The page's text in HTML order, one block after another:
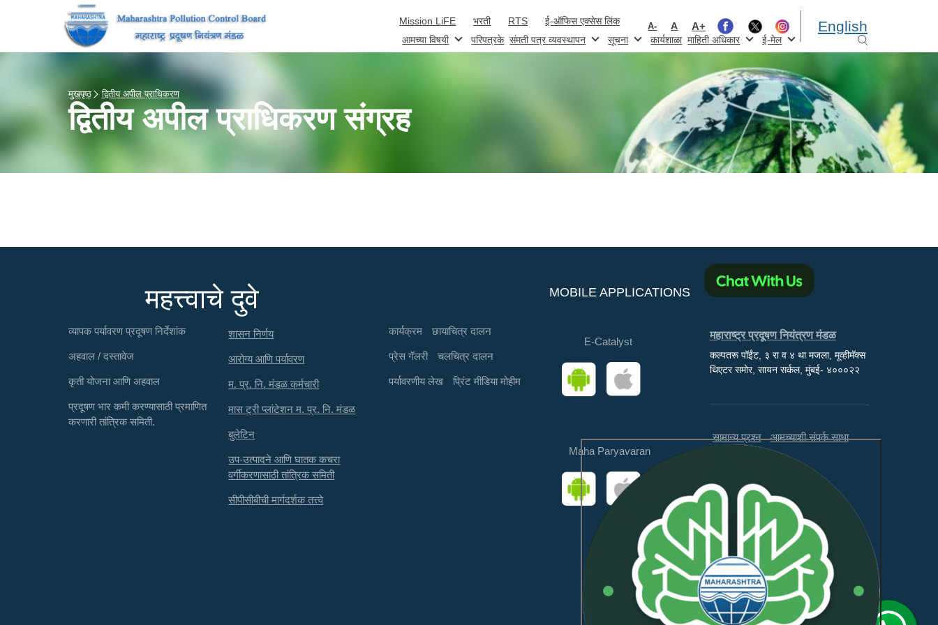
Mission LiFE भरती RTS ई-ऑफिस एक्सेस लिंक A- A A+ English
आमच्या विषयी परिपत्रके संमती पत्र व्यवस्थापन सूचना कार्यशाळा माहिती अधिकार ई-मेल
मुखपृष्ठ द्वितीय अपील प्राधिकरण
द्वितीय अपील प्राधिकरण संग्रह
महत्त्वाचे दुवे
व्यापक पर्यावरण प्रदूषण निर्देशांक
अहवाल / दस्तावेज
कृती योजना आणि अहवाल
प्रदूषण भार कमी करण्यासाठी प्रमाणित
करणारी तांत्रिक समिती.
शासन निर्णय
आरोग्य आणि पर्यावरण
म. प्र. नि. मंडळ कर्मचारी
मास ट्री प्लांटेशन म. प्र. नि. मंडळ
बुलेटिन
उप-उत्पादने आणि घातक कचरा
वर्गीकरणासाठी तांत्रिक समिती
सीपीसीबीची मार्गदर्शक तत्त्वे
कार्यक्रम छायाचित्र दालन
प्रेस गॅलरी चलचित्र दालन
पर्यावरणीय लेख प्रिंट मीडिया मोहीम
MOBILE APPLICATIONS
E-Catalyst
Maha Paryavaran
महाराष्ट्र प्रदूषण नियंत्रण मंडळ
कल्पतरू पॉईंट, ३ रा व ४ था मजला, मूव्हीमॅक्स
थिएटर समोर, सायन सर्कल, मुंबई- ४०००२२
सामान्य प्रश्न आमच्याशी संपर्क साधा
ही वेबसाइट WCAG 2.1 लेव्हल AA
आणि GIGW 3.0 चे पालन करते.